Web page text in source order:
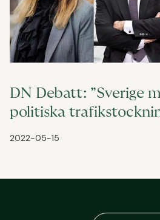
DN Debatt: ”Sverige
politiska
2022-05-15